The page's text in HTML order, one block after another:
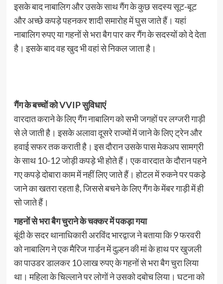
इसके बाद नाबालिग और उसके साथ गैंग के कुछ सदस्य सूट-बूट
और अच्छे कपड़े पहनकर शादी समारोह में घुस जाते हैं। यहां
नाबालिग रुपए या गहनों से भरा बैग पार कर गैंग के सदस्यों को दे देता
है। इसके बाद वह खुद भी वहां से निकल जाता है।
गैंग के बच्चों को VVIP सुविधाएं
वारदात कराने के लिए गैंग नाबालिग को सभी जगहों पर लग्जरी गाड़ी
से ले जाती है। इसके अलावा दूसरे राज्यों में जाने के लिए ट्रेन और
हवाई सफर तक कराती है। इस दौरान उसके पास मेकअप सामग्री
के साथ 10-12 जोड़ी कपड़े भी होते हैं। एक वारदात के दौरान पहने
गए कपड़े दोबारा काम में नहीं लिए जाते हैं। होटल में रुकने पर पकड़े
जाने का खतरा रहता है, जिससे बचने के लिए गैंग के मेंबर गाड़ी में ही
सो जाते हैं।
गहनों से भरा बैग चुराने के चक्कर में पकड़ा गया
बूंदी के सदर थानाधिकारी अरविंद भारद्वाज ने बताया कि 9 फरवरी
को नाबालिग ने एक मैरिज गार्डन में दुल्हन की मां के हाथ पर खुजली
का पाउडर डालकर 10 लाख रुपए के गहनों से भरा बैग चुरा लिया
था। महिला के चिल्लाने पर लोगों ने उसको दबोच लिया। घटना को